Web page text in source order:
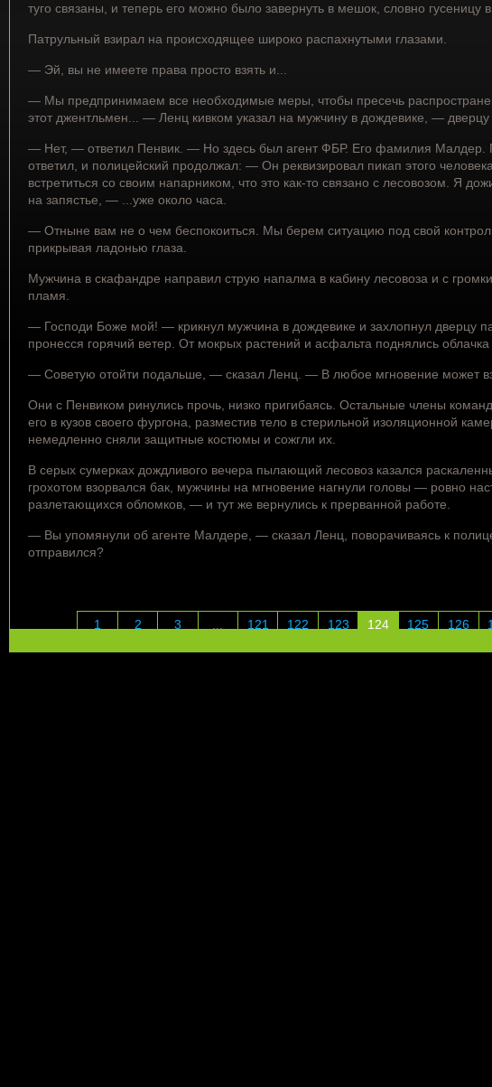
туго связаны, и теперь его можно было завернуть в мешок, словно гусеницу в
Патрульный взирал на происходящее широко распахнутыми глазами.
— Эй, вы не имеете права просто взять и...
— Мы предпринимаем все необходимые меры, чтобы пресечь
этот джентльмен... — Ленц кивком указал на мужчину в дождевике, — дверцу
— Нет, — ответил Пенвик. — Но здесь был агент ФБР. Его фамилия Малдер.
ответил, и полицейский продолжал: — Он реквизировал пикап этого
встретиться со своим напарником, что это как-то связано с лесовозом. Я
на запястье, — ...уже около часа.
— Отныне вам не о чем беспокоиться. Мы берем ситуацию под свой
прикрывая ладонью глаза.
Мужчина в скафандре направил струю напалма в кабину лесовоза и с
пламя.
— Господи Боже мой! — крикнул мужчина в дождевике и захлопнул дверцу
пронесся горячий ветер. От мокрых растений и асфальта поднялись облачка
— Советую отойти подальше, — сказал Ленц. — В любое мгновение может
Они с Пенвиком ринулись прочь, низко пригибаясь. Остальные члены
его в кузов своего фургона, разместив тело в стерильной изоляционной
немедленно сняли защитные костюмы и сожгли их.
В серых сумерках дождливого вечера пылающий лесовоз казался
грохотом взорвался бак, мужчины на мгновение нагнули головы — ровно
разлетающихся обломков, — и тут же вернулись к прерванной работе.
— Вы упомянули об агенте Малдере, — сказал Ленц, поворачиваясь к
отправился?
1 2 3 121 122 123 124 125 126